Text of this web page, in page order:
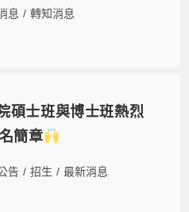
息 / 轉知消息
碩士班與博士班熱烈
簡章
告 / 招生 / 最新消息